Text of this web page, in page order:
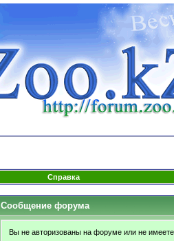
Справка
Сообщение форума
Вы не авторизованы на форуме или не имеете